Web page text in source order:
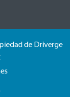
de Driverge